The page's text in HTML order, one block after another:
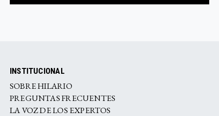
INSTITUCIONAL
SOBRE HILARIO
PREGUNTAS FRECUENTES
LA VOZ DE LOS EXPERTOS